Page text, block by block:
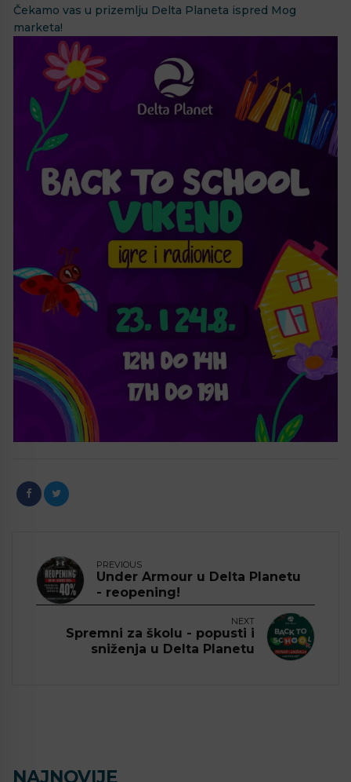
Čekamo vas u prizemlju Delta Planeta ispred Mog
marketa!
PREVIOUS
Under Armour u Delta Planetu
- reopening!
NEXT
Spremni za školu - popusti i
sniženja u Delta Planetu
NAJNOVIJE